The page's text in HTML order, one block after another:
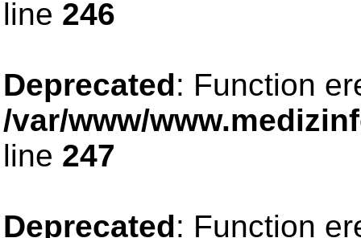
line 246
Deprecated: Function
/var/www/
line 247
Deprecated: Function